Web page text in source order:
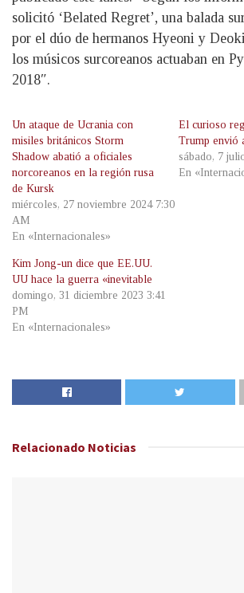
solicitó ‘Belated Regret’, una balada
por el dúo de hermanos Hyeoni y
los músicos surcoreanos actuaban en
2018″.
Un ataque de Ucrania con
misiles británicos Storm
Shadow abatió a oficiales
norcoreanos en la región rusa
de Kursk
miércoles, 27 noviembre 2024 7:30
AM
En «Internacionales»
El curioso
Trump envió
sábado, 7
En
Kim Jong-un dice que EE.UU.
UU hace la guerra «inevitable
domingo, 31 diciembre 2023 3:41
PM
En «Internacionales»
Relacionado Noticias